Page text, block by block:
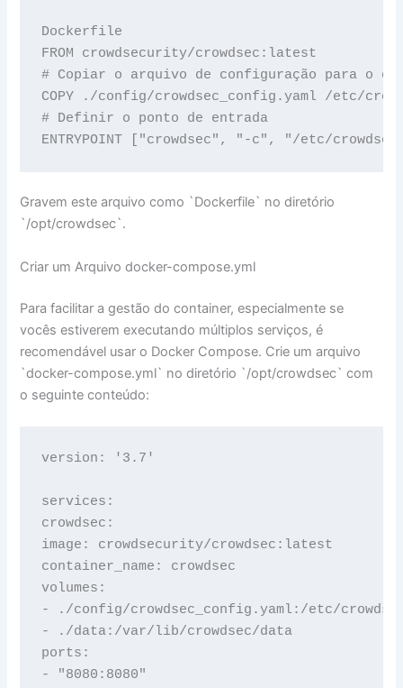
Dockerfile
FROM crowdsecurity/crowdsec:latest
# Copiar o arquivo de configuração para o
COPY ./config/crowdsec_config.yaml /etc/
# Definir o ponto de entrada
ENTRYPOINT ["crowdsec", "-c", "/etc/
Gravem este arquivo como `Dockerfile` no diretório
`/opt/crowdsec`.
Criar um Arquivo docker-compose.yml
Para facilitar a gestão do container, especialmente se
vocês estiverem executando múltiplos serviços, é
recomendável usar o Docker Compose. Crie um arquivo
`docker-compose.yml` no diretório `/opt/crowdsec` com
o seguinte conteúdo:
version: '3.7'
services:
crowdsec:
image: crowdsecurity/crowdsec:latest
container_name: crowdsec
volumes:
- ./config/crowdsec_config.yaml:/etc/
- ./data:/var/lib/crowdsec/data
ports:
- "8080:8080"